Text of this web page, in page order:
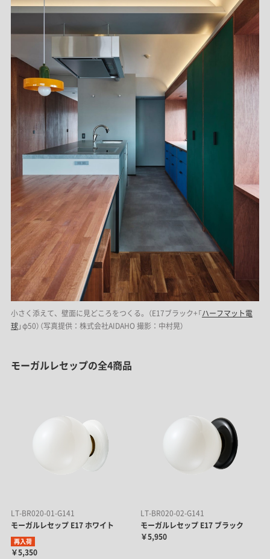
小さく添えて、壁面に見どころをつくる。（E17ブラック+「ハーフマット電
球」φ50）（写真提供：株式会社AIDAHO 撮影：中村晃）
モーガルレセップの全4商品
LT-BR020-01-G141
モーガルレセップ E17 ホワイト
再入荷
￥5,350
LT-BR020-02-G141
モーガルレセップ E17 ブラック
￥5,950